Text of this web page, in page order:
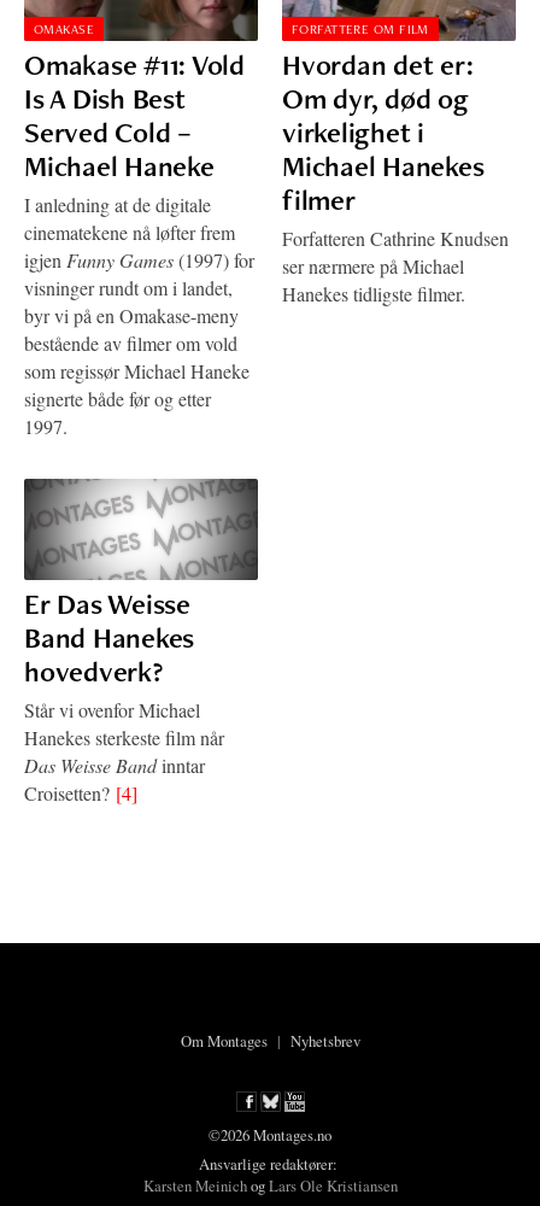
OMAKASE
Omakase #11: Vold
Is A Dish Best
Served Cold –
Michael Haneke
I anledning at de digitale
cinematekene nå løfter frem
igjenFunny Games(1997) for
visninger rundt om i landet,
byr vi på en Omakase-meny
bestående av filmer om vold
som regissør Michael Haneke
signerte både før og etter
1997.
FORFATTERE OM FILM
Hvordan det er:
Om dyr, død og
virkelighet i
Michael Hanekes
filmer
Forfatteren Cathrine Knudsen
ser nærmere på Michael
Hanekes tidligste filmer.
Er Das Weisse
Band Hanekes
hovedverk?
Står vi ovenfor Michael
Hanekes sterkeste film når
Das Weisse Bandinntar
Croisetten? [4]
Om Montages| Nyhetsbrev
©2026 Montages.no
Ansvarlige redaktører:
Karsten MeinichogLars Ole Kristiansen